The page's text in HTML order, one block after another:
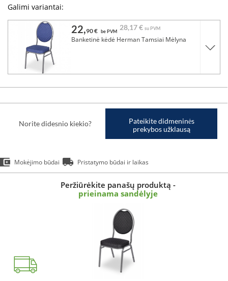
Galimi variantai:
22,90 € be PVM 28,17 € su PVM
Banketinė kėdė Herman Tamsiai Mėlyna
Norite didesnio kiekio?
Pateikite didmeninės
prekybos užklausą
Mokėjimo būdai Pristatymo būdai ir laikas
Peržiūrėkite panašų produktą -
prieinama sandėlyje